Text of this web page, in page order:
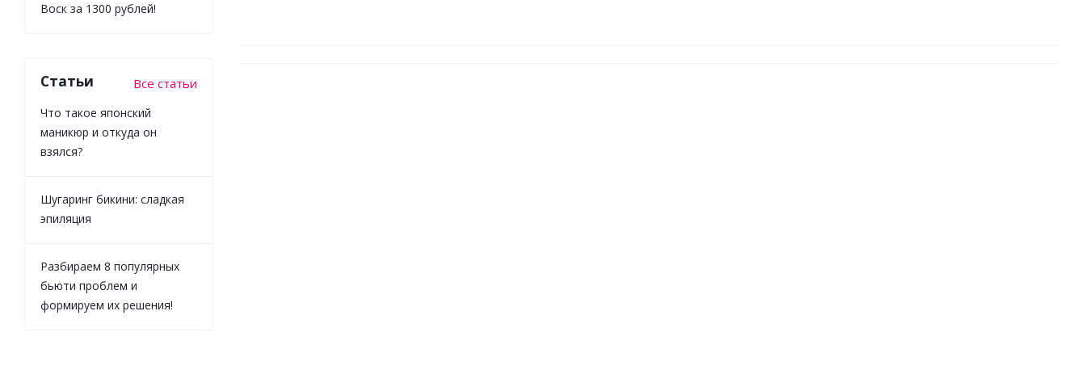
Воск за 1300 рублей!
Статьи Все статьи
Что такое японский
маникюр и откуда он
взялся?
Шугаринг бикини: сладкая
эпиляция
Разбираем 8 популярных
бьюти проблем и
формируем их решения!